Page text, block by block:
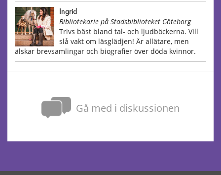
Ingrid
Bibliotekarie på Stadsbiblioteket Göteborg
Trivs bäst bland tal- och ljudböckerna. Vill
slå vakt om läsglädjen! Är allätare, men
älskar brevsamlingar och biografier över döda kvinnor.
Gå med i diskussionen